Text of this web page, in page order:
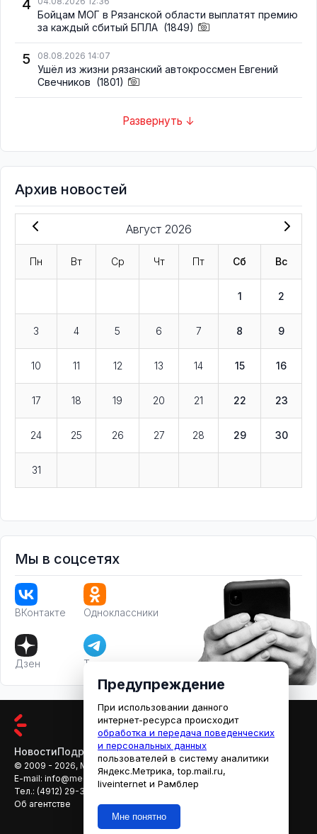
4
Бойцам МОГ в Рязанской области выплатят премию
за каждый сбитый БПЛА (1849)
5 08.08.2026 14:07
Ушёл из жизни рязанский автокроссмен Евгений
Свечников (1801)
Развернуть ↓
Архив новостей
Август 2026
Пн Вт Ср Чт Пт Сб Вс
1 2
3 4 5 6 7 8 9
10 11 12 13 14 15 16
17 18 19 20 21 22 23
24 25 26 27 28 29 30
31
Мы в соцсетях
ВКонтакте Одноклассники
Дзен Телеграм
НовостиПодробностиАфишаКино
© 2009 - 2026, МЕДИАРЯЗАНЬ
E-mail: info@mediaryazan.ru
reklama@mediaryazan.ru
Тел.: (4912) 29-33-66
Об агентстве
Предупреждение
При использовании данного
интернет-ресурса происходит
обработка и передача поведенческих
и персональных данных
пользователей в систему аналитики
Яндекс.Метрика, top.mail.ru,
liveinternet и Рамблер
Мне понятно